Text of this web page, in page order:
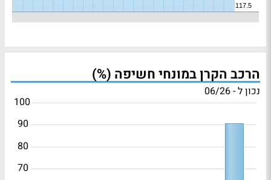
הרכב הקרן במונחי חשיפה (%)
נכון ל - 06/26
70
80
90
100